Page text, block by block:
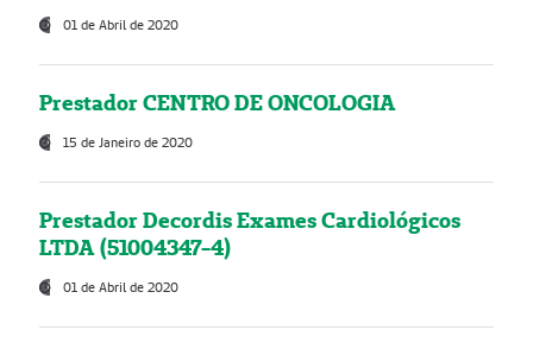
01 de Abril de 2020
Prestador CENTRO DE ONCOLOGIA
15 de Janeiro de 2020
Prestador Decordis Exames Cardiológicos
LTDA (51004347-4)
01 de Abril de 2020